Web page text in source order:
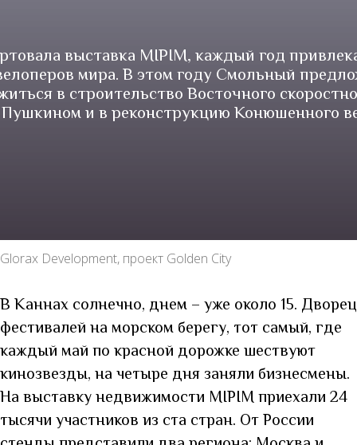
выставка MIPIM, каждый год
мира. В этом году Смольный
в строительство Восточного
и в реконструкцию Конюшенного
Glorax Development, проект Golden City
В Каннах солнечно, днем – уже около 15. Дворец
фестивалей на морском берегу, тот самый, где
каждый май по красной дорожке шествуют
кинозвезды, на четыре дня заняли бизнесмены.
На выставку недвижимости MIPIM приехали 24
тысячи участников из ста стран. От России